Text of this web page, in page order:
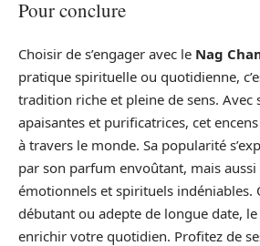
Pour conclure
Choisir de s’engager avec le Nag
pratique spirituelle ou quotidienne,
tradition riche et pleine de sens. Avec
apaisantes et purificatrices, cet
à travers le monde. Sa popularité
par son parfum envoûtant, mais
émotionnels et spirituels indéniables.
débutant ou adepte de longue date,
enrichir votre quotidien. Profitez de